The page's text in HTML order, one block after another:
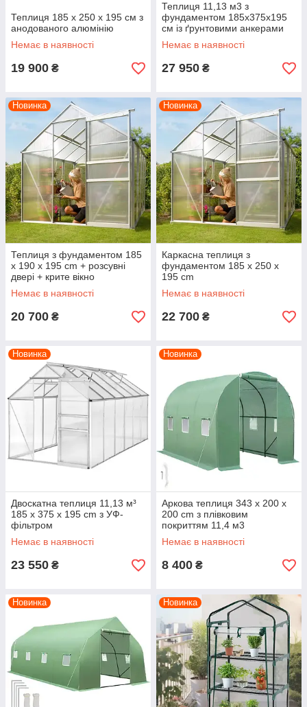
Теплиця 185 x 250 x 195 см з
анодованого алюмінію
Немає в наявності
19 900 ₴
Теплиця 11,13 м3 з
фундаментом 185x375x195
см із ґрунтовими анкерами
Немає в наявності
27 950 ₴
Новинка
Теплиця з фундаментом 185
x 190 x 195 cm + розсувні
двері + крите вікно
Немає в наявності
20 700 ₴
Новинка
Каркасна теплиця з
фундаментом 185 x 250 x
195 cm
Немає в наявності
22 700 ₴
Новинка
Двоскатна теплиця 11,13 м³
185 x 375 x 195 cm з УФ-
фільтром
Немає в наявності
23 550 ₴
Новинка
Аркова теплиця 343 x 200 x
200 cm з плівковим
покриттям 11,4 м3
Немає в наявності
8 400 ₴
Новинка Новинка